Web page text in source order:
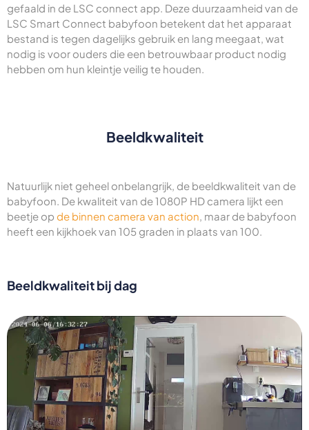
gefaald in de LSC connect app. Deze duurzaamheid van de
LSC Smart Connect babyfoon betekent dat het apparaat
bestand is tegen dagelijks gebruik en lang meegaat, wat
nodig is voor ouders die een betrouwbaar product nodig
hebben om hun kleintje veilig te houden.
Beeldkwaliteit
Natuurlijk niet geheel onbelangrijk, de beeldkwaliteit van de
babyfoon. De kwaliteit van de 1080P HD camera lijkt een
beetje op de binnen camera van action, maar de babyfoon
heeft een kijkhoek van 105 graden in plaats van 100.
Beeldkwaliteit bij dag